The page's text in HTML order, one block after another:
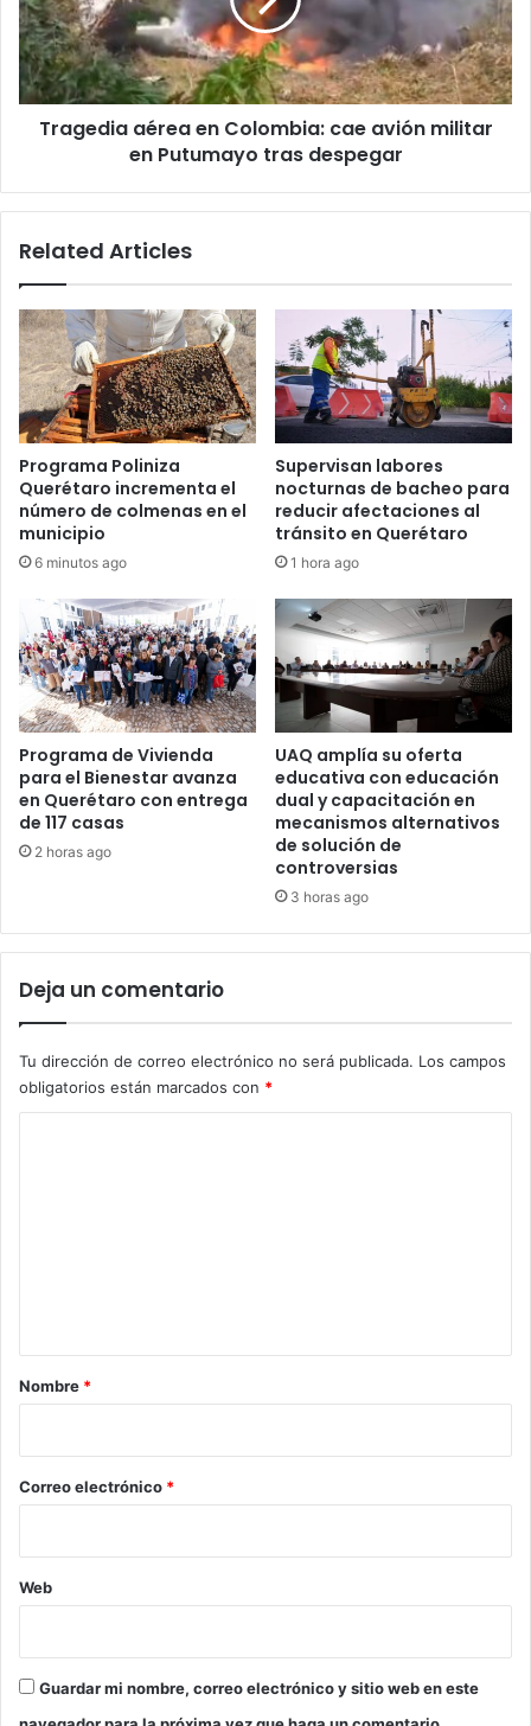
avión
militar
en
Putumayo
trasTragedia aérea en Colombia: cae avión militar
en Putumayo tras despegar
Related Articles
Programa Poliniza
Querétaro incrementa el
número de colmenas en el
municipio
6 minutos ago
Supervisan labores
nocturnas de bacheo para
reducir afectaciones al
tránsito en Querétaro
1 hora ago
Programa de Vivienda
para el Bienestar avanza
en Querétaro con entrega
de 117 casas
2 horas ago
UAQ amplía su oferta
educativa con educación
dual y capacitación en
mecanismos alternativos
de solución de
controversias
3 horas ago
Deja un comentario
Tu dirección de correo electrónico no será publicada. Los campos
obligatorios están marcados con *
r
*
Nombre *
Correo electrónico *
Web
Guardar mi nombre, correo electrónico y sitio web en este